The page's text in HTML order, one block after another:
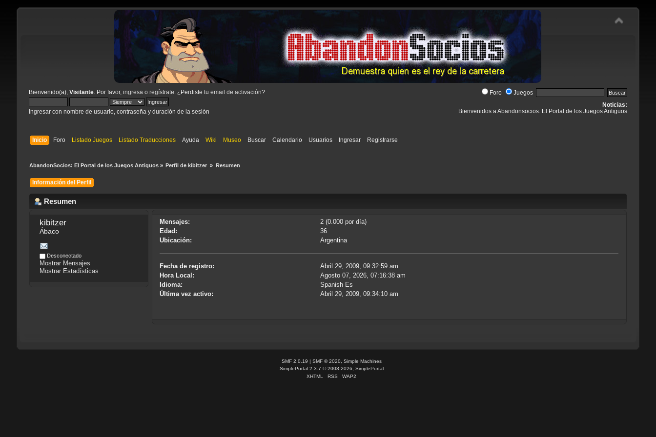
Bienvenido(a), Visitante. Por favor, ingresa o regístrate . ¿Perdiste tu email de activación?
Ingresar con nombre de usuario, contraseña y duración de la sesión
Foro Juegos
Noticias:
Bienvenidos a Abandonsocios: El Portal de los Juegos Antiguos
Inicio Foro Listado Juegos Listado Traducciones Ayuda Wiki Museo Buscar Calendario Usuarios Ingresar Registrarse
AbandonSocios: El Portal de los Juegos Antiguos» Perfil de kibitzer » Resumen
Información del Perfil
Resumen
kibitzer
Ábaco
Desconectado
Mostrar Mensajes
Mostrar Estadísticas
Mensajes:
2 (0.000 por día)
Edad:
36
Ubicación:
Argentina
Fecha de registro:
Abril 29, 2009, 09:32:59 am
Hora Local:
Agosto 07, 2026, 07:16:38 am
Idioma:
Spanish Es
Última vez activo:
Abril 29, 2009, 09:34:10 am
SMF 2.0.19 | SMF © 2020, Simple Machines
SimplePortal 2.3.7 © 2008-2026, SimplePortal
XHTML
RSS WAP2